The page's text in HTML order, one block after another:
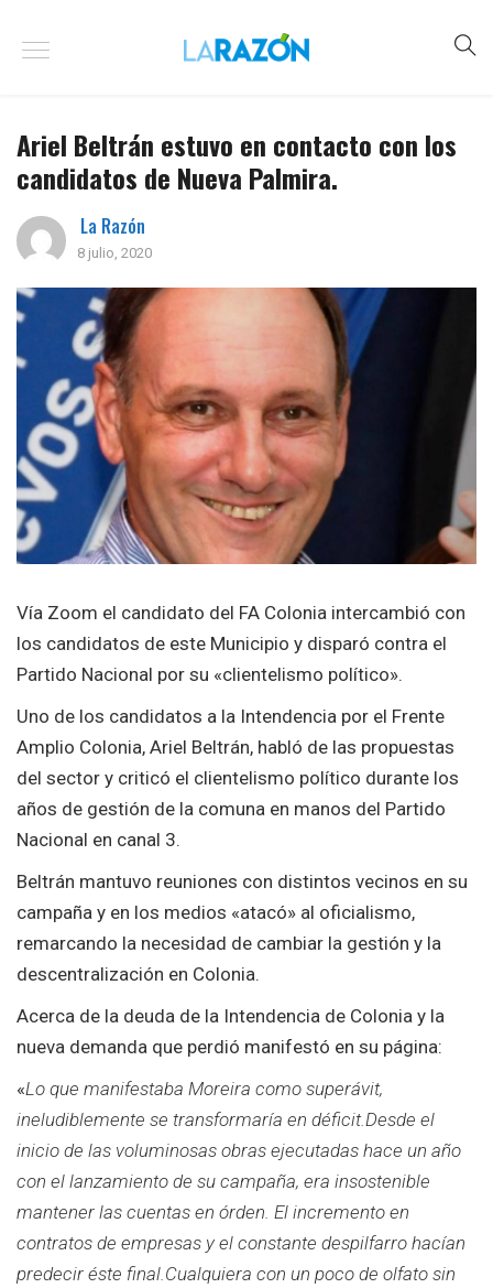
Ariel Beltrán estuvo en contacto con los
candidatos de Nueva Palmira.
La Razón
8 julio, 2020
Vía Zoom el candidato del FA Colonia intercambió con
los candidatos de este Municipio y disparó contra el
Partido Nacional por su «clientelismo político».
Uno de los candidatos a la Intendencia por el Frente
Amplio Colonia, Ariel Beltrán, habló de las propuestas
del sector y criticó el clientelismo político durante los
años de gestión de la comuna en manos del Partido
Nacional en canal 3.
Beltrán mantuvo reuniones con distintos vecinos en su
campaña y en los medios «atacó» al oficialismo,
remarcando la necesidad de cambiar la gestión y la
descentralización en Colonia.
Acerca de la deuda de la Intendencia de Colonia y la
nueva demanda que perdió manifestó en su página:
«Lo que manifestaba Moreira como superávit,
ineludiblemente se transformaría en déficit.Desde el
inicio de las voluminosas obras ejecutadas hace un año
con el lanzamiento de su campaña, era insostenible
mantener las cuentas en órden. El incremento en
contratos de empresas y el constante despilfarro hacían
predecir éste final.Cualquiera con un poco de olfato sin